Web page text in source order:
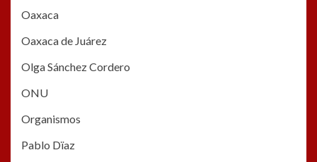
Oaxaca
Oaxaca de Juárez
Olga Sánchez Cordero
ONU
Organismos
Pablo Dïaz